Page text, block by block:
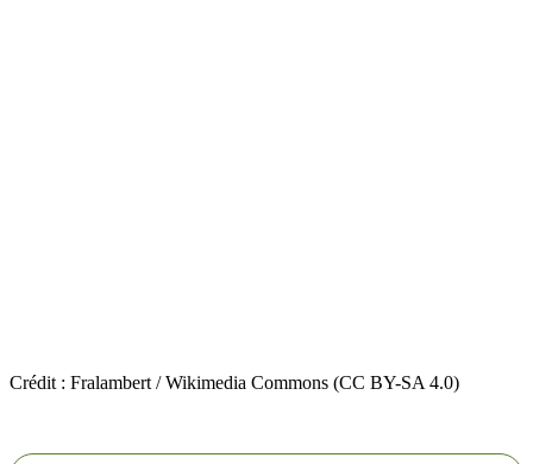
Crédit : Fralambert / Wikimedia Commons (CC BY-SA 4.0)